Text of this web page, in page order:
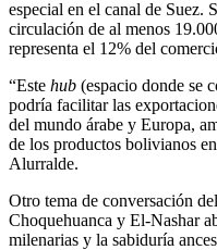
especial en el canal de Suez.
circulación de al menos
representa el 12% del
“Este hub (espacio donde se
podría facilitar las
del mundo árabe y Europa,
de los productos bolivianos
Alurralde.
Otro tema de conversación
Choquehuanca y El-Nashar
milenarias y la sabiduría